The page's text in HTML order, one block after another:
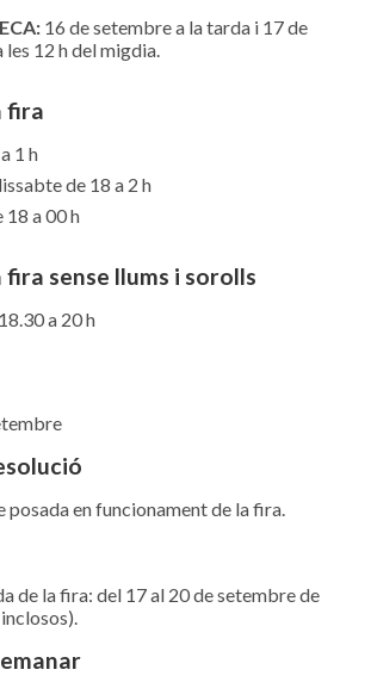
16 de setembre a la tarda i 17 de
12 h del migdia.
fira
1 h
de 18 a 2 h
18 a 00 h
sense llums i sorolls
a 20 h
posada en funcionament de la fira.
de la fira: del 17 al 20 de setembre de